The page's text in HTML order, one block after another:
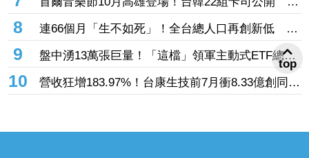
SUPER JUNIOR-K.R.Y.睽違7年合體
8
連66個月「生不如死」！全台總人口再創新低 7
月新生兒不足8千人
9
盤中湧13萬張巨量！「這檔」領軍主動式ETF總規
模飆升 外資已撒22.8億掃進00403A逾23萬張
10
營收狂增183.97%！台康生技前7月衝8.33億創同期
次高 股價飆漲9%衝52.6元
top